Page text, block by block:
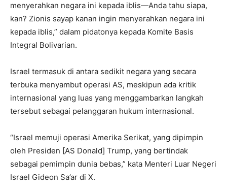
menyerahkan negara ini kepada iblis—Anda tahu siapa,
kan? Zionis sayap kanan ingin menyerahkan negara ini
kepada iblis,” dalam pidatonya kepada Komite Basis
Integral Bolivarian.
Israel termasuk di antara sedikit negara yang secara
terbuka menyambut operasi AS, meskipun ada kritik
internasional yang luas yang menggambarkan langkah
tersebut sebagai pelanggaran hukum internasional.
“Israel memuji operasi Amerika Serikat, yang dipimpin
oleh Presiden [AS Donald] Trump, yang bertindak
sebagai pemimpin dunia bebas,” kata Menteri Luar Negeri
Israel Gideon Sa’ar di X.